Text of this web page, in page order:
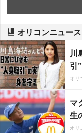
オリコンニュー
川
引
オリ
マ
生
オリ